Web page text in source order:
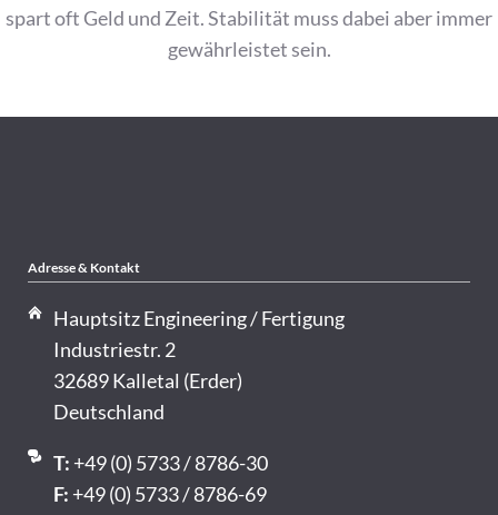
spart oft Geld und Zeit. Stabilität muss dabei aber immer
gewährleistet sein.
Adresse & Kontakt
Hauptsitz Engineering / Fertigung
Industriestr. 2
32689 Kalletal (Erder)
Deutschland
T: +49 (0) 5733 / 8786-30
F: +49 (0) 5733 / 8786-69